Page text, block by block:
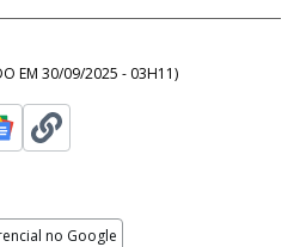
EM 30/09/2025 - 03H11)
no Google